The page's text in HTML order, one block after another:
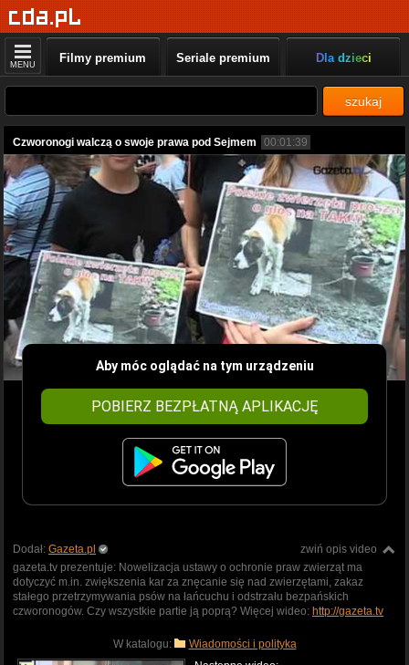
MENU Filmy premium Seriale premium Dla dzieci
szukaj
Czworonogi walczą o swoje prawa pod Sejmem 00:01:39
Aby móc oglądać na tym urządzeniu
POBIERZ BEZPŁATNĄ APLIKACJĘ
zwiń opis video
Dodał: Gazeta.pl
gazeta.tv prezentuje: Nowelizacja ustawy o ochronie praw zwierząt ma
dotyczyć m.in. zwiększenia kar za znęcanie się nad zwierzętami, zakaz
stałego przetrzymywania psów na łańcuchu i odstrzału bezpańskich
czworonogów. Czy wszystkie partie ją poprą? Więcej wideo: http://gazeta.tv
W katalogu: Wiadomości i polityka